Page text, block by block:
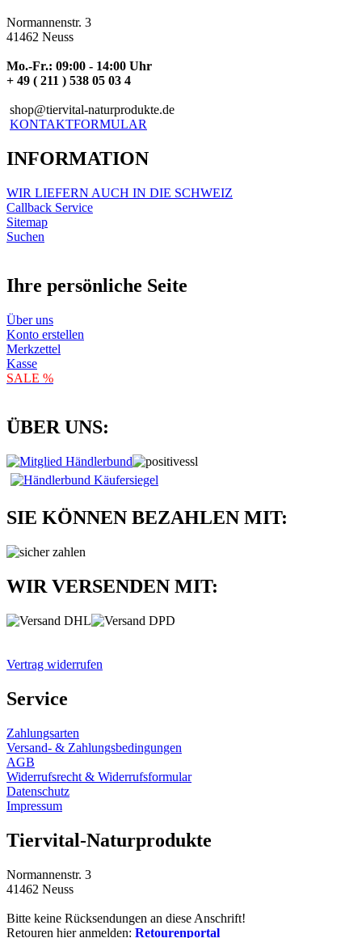
Normannenstr. 3
41462 Neuss
Mo.-Fr.: 09:00 - 14:00 Uhr
+ 49 ( 211 ) 538 05 03 4
shop@tiervital-naturprodukte.de
KONTAKTFORMULAR
INFORMATION
WIR LIEFERN AUCH IN DIE SCHWEIZ
Callback Service
Sitemap
Suchen
Ihre persönliche Seite
Über uns
Konto erstellen
Merkzettel
Kasse
SALE %
ÜBER UNS:
SIE KÖNNEN BEZAHLEN MIT:
WIR VERSENDEN MIT:
Vertrag widerrufen
Service
Zahlungsarten
Versand- & Zahlungsbedingungen
AGB
Widerrufsrecht & Widerrufsformular
Datenschutz
Impressum
Tiervital-Naturprodukte
Normannenstr. 3
41462 Neuss
Bitte keine Rücksendungen an diese Anschrift!
Retouren hier anmelden: Retourenportal